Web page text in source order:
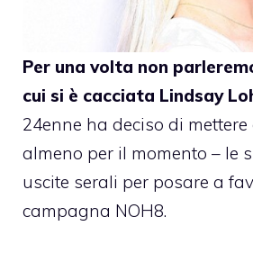
Per una volta non
cui si è cacciata Lindsay
24enne ha deciso di
almeno per il momento – le
uscite serali per posare a
campagna NOH8.